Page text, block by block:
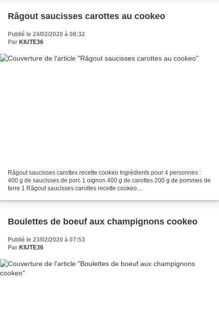
Râgout saucisses carottes au cookeo
Publié le 24/02/2020 à 08:32
Par KIUTE36
Râgout saucisses carottes recette cookeo Ingrédients pour 4 personnes :
400 g de saucisses de porc 1 oignon 400 g de carottes 200 g de pommes de
terre 1 Râgout saucisses carottes recette cookeo....
Boulettes de boeuf aux champignons cookeo
Publié le 23/02/2020 à 07:53
Par KIUTE36